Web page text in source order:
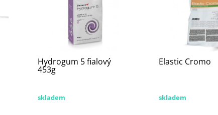
Hydrogum 5 fialový
453g
skladem
Elastic Cromo
skladem